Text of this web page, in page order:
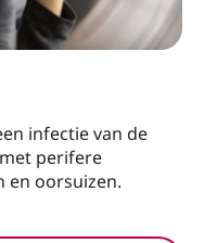
infectie van de
perifere
en oorsuizen.